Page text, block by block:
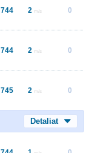
744 2 m/s 0
744 2 m/s 0
745 2 m/s 0
Detaliat